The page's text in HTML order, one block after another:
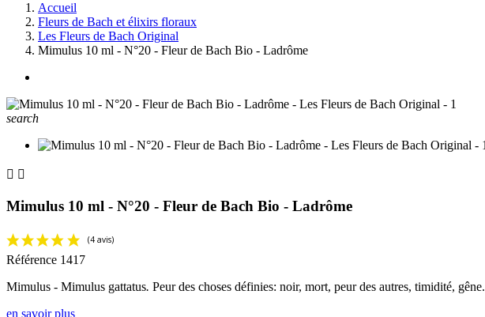
Accueil
Fleurs de Bach et élixirs floraux
Les Fleurs de Bach Original
Mimulus 10 ml - N°20 - Fleur de Bach Bio - Ladrôme
search
 
Mimulus 10 ml - N°20 - Fleur de Bach Bio - Ladrôme
Référence 1417
Mimulus - Mimulus gattatus. Peur des choses définies: noir, mort, peur des autres, timidité, gêne.
en savoir plus